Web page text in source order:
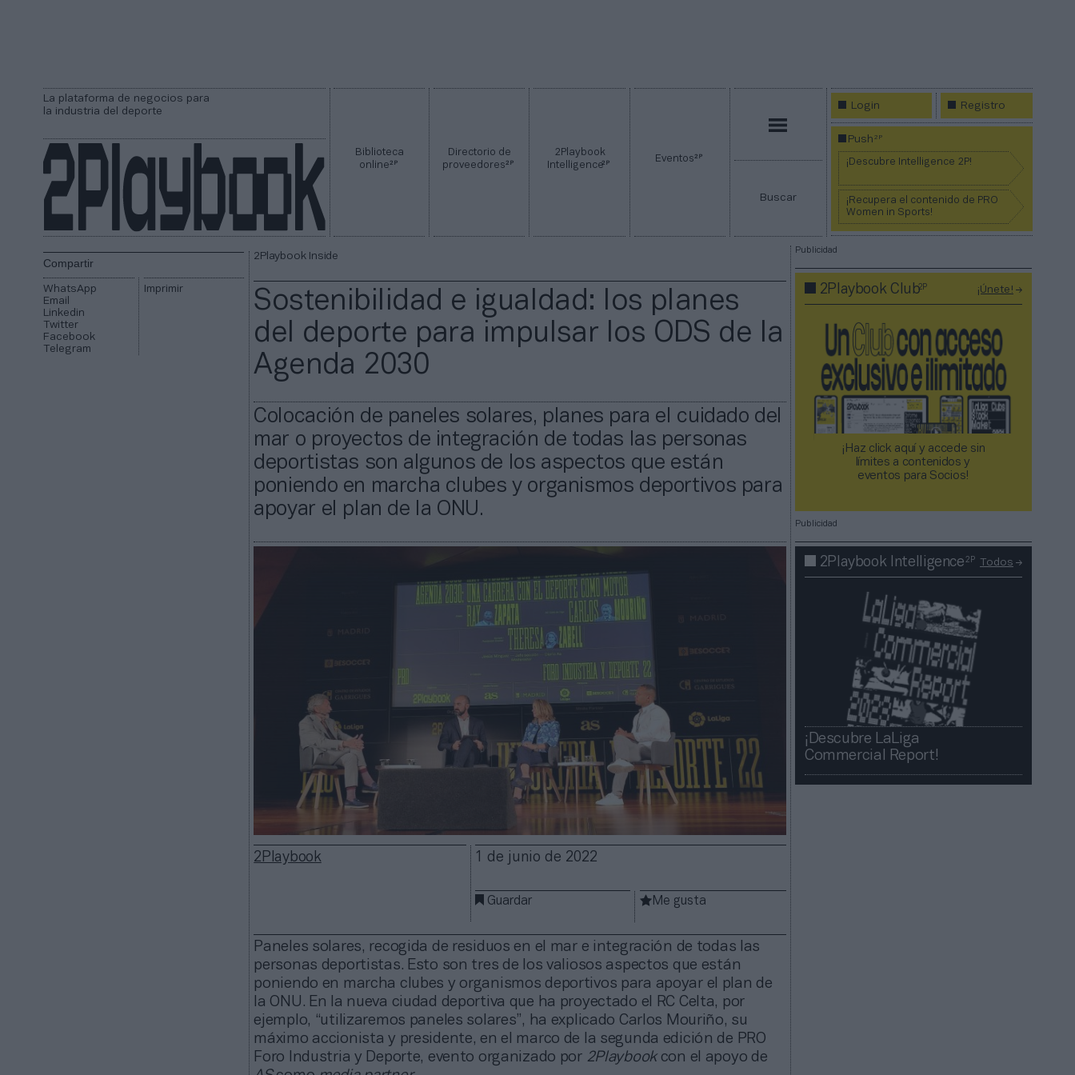
La plataforma de negocios para
la industria del deporte
Biblioteca
online2P
Directorio de
proveedores2P
2Playbook
Intelligence2P Eventos2P
Buscar
Login Registro
Push2P
¡Descubre Intelligence 2P!
¡Recupera el contenido de PRO
Women in Sports!
Compartir
WhatsApp
Email
Linkedin
Twitter
Facebook
Telegram
Imprimir
2Playbook Inside
Sostenibilidad e igualdad: los planes
del deporte para impulsar los ODS de la
Agenda 2030
Colocación de paneles solares, planes para el cuidado del
mar o proyectos de integración de todas las personas
deportistas son algunos de los aspectos que están
poniendo en marcha clubes y organismos deportivos para
apoyar el plan de la ONU.
2Playbook 1 de junio de 2022
Guardar Me gusta
Paneles solares, recogida de residuos en el mar e integración de todas las
personas deportistas. Esto son tres de los valiosos aspectos que están
poniendo en marcha clubes y organismos deportivos para apoyar el plan de
la ONU. En la nueva ciudad deportiva que ha proyectado el RC Celta, por
ejemplo, “utilizaremos paneles solares”, ha explicado Carlos Mouriño, su
máximo accionista y presidente, en el marco de la segunda edición de PRO
Foro Industria y Deporte, evento organizado por 2Playbookcon el apoyo de
Publicidad
2Playbook Club2P ¡Únete!
¡Haz click aquí y accede sin
límites a contenidos y
eventos para Socios!​​​​​​​
Publicidad
2Playbook Intelligence2P Todos
¡Descubre LaLiga
Commercial Report!​​